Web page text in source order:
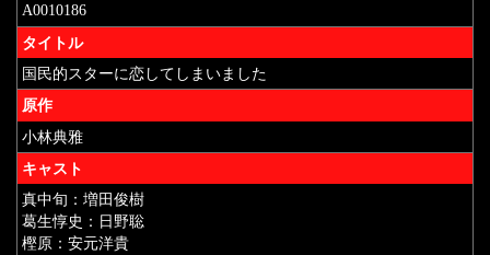
A0010186
タイトル
国民的スターに恋してしまいました
原作
小林典雅
キャスト
真中旬：増田俊樹
葛生惇史：日野聡
樫原：安元洋貴